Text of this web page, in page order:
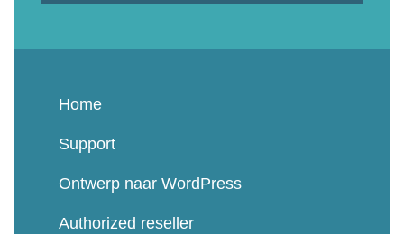
Home
Support
Ontwerp naar WordPress
Authorized reseller